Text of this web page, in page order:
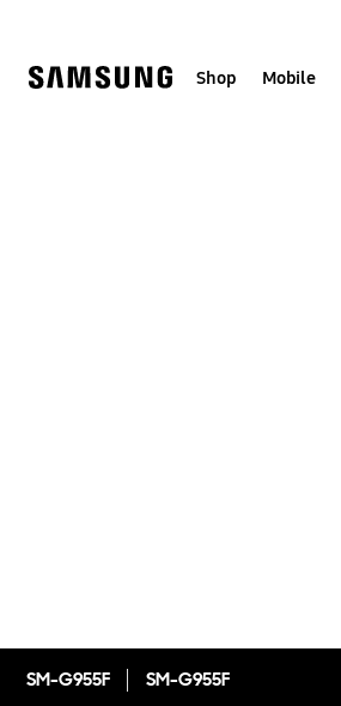
help
Shop Mobile
SM-G955F SM-G955F